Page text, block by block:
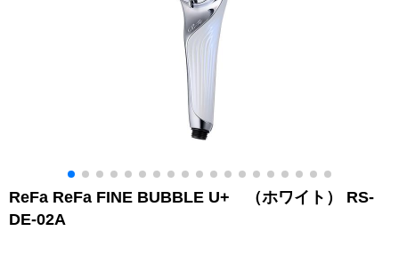
ReFa ReFa FINE BUBBLE U+ （ホワイト） RS-
DE-02A